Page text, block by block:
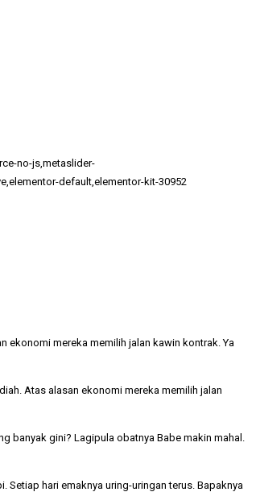
no-js,metaslider-
default,elementor-kit-30952
ekonomi mereka memilih jalan kawin kontrak. Ya
Atas alasan ekonomi mereka memilih jalan
banyak gini? Lagipula obatnya Babe makin mahal.
Setiap hari emaknya uring-uringan terus. Bapaknya